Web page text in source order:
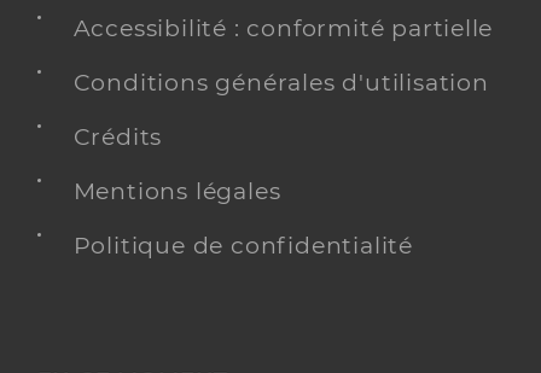
Accessibilité : conformité partielle
Conditions générales d'utilisation
Crédits
Mentions légales
Politique de confidentialité